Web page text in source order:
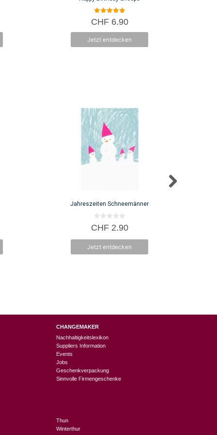
5.00
von 5
CHF6.90
Jetzt entdecken
Jahreszeiten Schneemänner
0
v
5
CHF2.90
Jetzt entdecken
CHANGEMAKER
Nachhaltigkeitslexikon
Suppliers Information
Events
Jobs
Geschenkverpackung
Sinnvolle Firmengeschenke
Thun
Winterthur